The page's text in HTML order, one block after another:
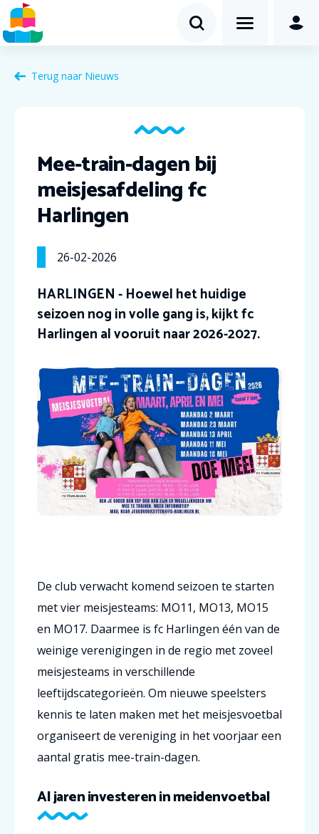
Terug naar Nieuws
Mee-train-dagen bij
meisjesafdeling fc
Harlingen
26-02-2026
HARLINGEN - Hoewel het huidige
seizoen nog in volle gang is, kijkt fc
Harlingen al vooruit naar 2026-2027.
De club verwacht komend seizoen te starten
met vier meisjesteams: MO11, MO13, MO15
en MO17. Daarmee is fc Harlingen één van de
weinige verenigingen in de regio met zoveel
meisjesteams in verschillende
leeftijdscategorieën. Om nieuwe speelsters
kennis te laten maken met het meisjesvoetbal
organiseert de vereniging in het voorjaar een
aantal gratis mee-train-dagen.
Al jaren investeren in meidenvoetbal